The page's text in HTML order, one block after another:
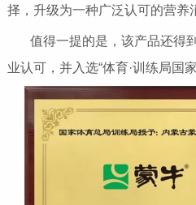
择，升级为一种广泛认可的营养
值得一提的是，该产品还得
业认可，并入选“体育·训练局国